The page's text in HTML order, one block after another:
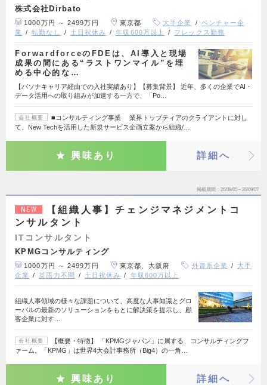
株式会社Dirbato
1000万円 ～ 2499万円 東京都 大手企業
ベンチャー企
業
転勤なし 土日祝休み 年収600万以上 フレックス勤務
ForwardforceのFDEは、AI導入と現場
成果の間にある“ラストワンマイル”を埋
める中心的な…
【パソナキャリア経由での入社実績あり】【募集背景】 近年、多くの企業でAI・
データ活用への取り組みが加速する一方で、「Po…
会社概要
■コンサルティング事業 業界トップティアのクライアントに対し
て、New Techを活用した新規サービス企画立案から組織/…
興味あり 詳細へ
掲載期間 26/08/05～26/09/07
NEW
【組織人事】チェンジマネジメントコ
ンサルタント
ITコンサルタント
KPMGコンサルティング
1000万円 ～ 2499万円 東京都、大阪府 外資系企業
大手
企業
英語力不問 土日祝休み 年収600万以上
組織人事領域の様々な課題について、高度な人事知識とグロ
ーバルの最新のソリューションをもとに解決策を提示し、顧
客企業に対す…
会社概要
【概要・特徴】 「KPMGジャパン」に属する、コンサルティングフ
ァーム。「KPMG」は世界4大会計事務所（Big4）の一角…
興味あり 詳細へ